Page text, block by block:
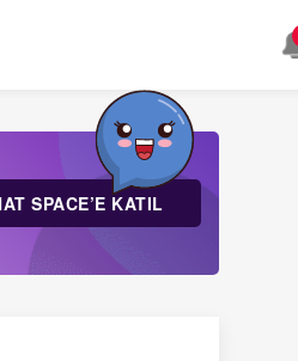
SPACE’E KATIL